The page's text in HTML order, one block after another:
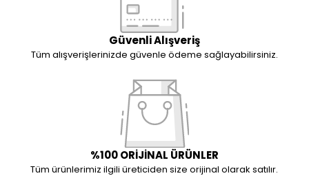
Güvenli Alışveriş
Tüm alışverişlerinizde güvenle ödeme sağlayabilirsiniz.
%100 ORİJİNAL ÜRÜNLER
Tüm ürünlerimiz ilgili üreticiden size orijinal olarak satılır.